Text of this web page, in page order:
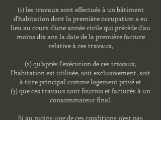
(1) les travaux sont effectués à un bâtiment
d'habitation dont la première occupation a eu
lieu au cours d'une année civile qui précède d'au
moins dix ans la date de la première facture
relative à ces travaux,
(2) qu'après l'exécution de ces travaux,
l'habitation est utilisée, soit exclusivement, soit
à titre principal comme logement privé et
(3) que ces travaux sont fournis et facturés à un
consommateur final.
Si au moins une de ces conditions n'est pas